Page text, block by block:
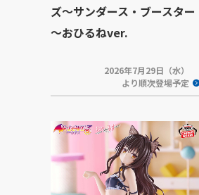
ズ～サンダース・ブースター
～おひるねver.
2026年7月29日（水）
より順次登場予定